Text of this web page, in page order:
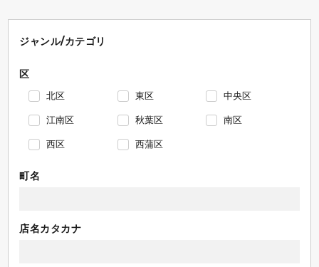
ジャンル/カテゴリ
区
北区 東区 中央区
江南区 秋葉区 南区
西区 西蒲区
町名
店名カタカナ